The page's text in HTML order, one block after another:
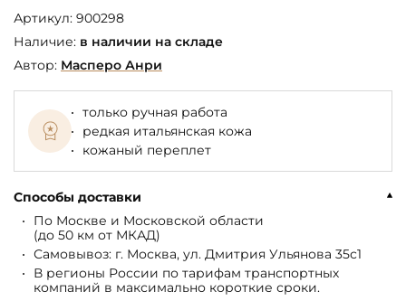
Артикул: 900298
Наличие: в наличии на складе
Автор: Масперо Анри
только ручная работа
редкая итальянская кожа
кожаный переплет
Способы доставки
По Москве и Московской области
(до 50 км от МКАД)
Самовывоз: г. Москва, ул. Дмитрия Ульянова 35с1
В регионы России по тарифам транспортных
компаний в максимально короткие сроки.